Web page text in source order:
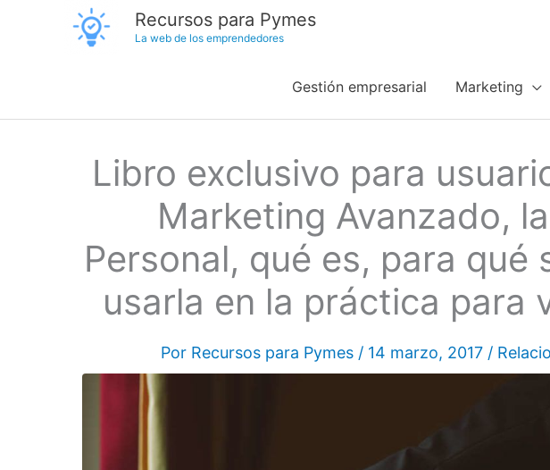
Recursos para Pymes
La web de los emprendedores
Gestión empresarial Marketing
Libro exclusivo para
Marketing Avanzado,
Personal, qué es, para qué
usarla en la práctica para
Por Recursos para Pymes / 14 marzo, 2017 /